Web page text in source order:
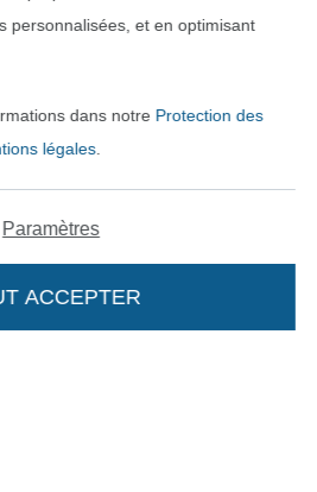
avec
logistiques
personnalisées, et en optimisant
dans notre Protection des
légales.
Paramètres
ACCEPTER